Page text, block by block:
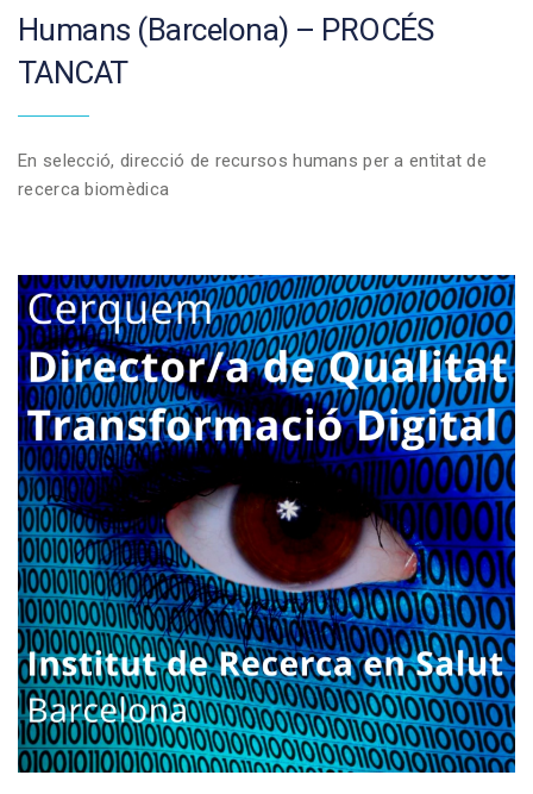
Humans (Barcelona) – PROCÉS
TANCAT
En selecció, direcció de recursos humans per a entitat de
recerca biomèdica